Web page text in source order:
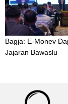
Bagja: E-Monev
Jajaran Bawaslu